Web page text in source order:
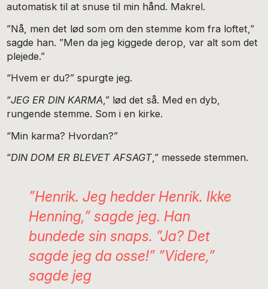
automatisk til at snuse til min hånd. Makrel.
”Nå, men det lød som om den stemme kom fra loftet,”
sagde han. ”Men da jeg kiggede derop, var alt som det
plejede.”
“Hvem er du?” spurgte jeg.
“JEG ER DIN KARMA,” lød det så. Med en dyb,
rungende stemme. Som i en kirke.
“Min karma? Hvordan?”
“DIN DOM ER BLEVET AFSAGT,” messede stemmen.
”Henrik. Jeg hedder Henrik. Ikke
Henning,” sagde jeg. Han
bundede sin snaps. ”Ja? Det
sagde jeg da osse!” ”Videre,”
sagde jeg